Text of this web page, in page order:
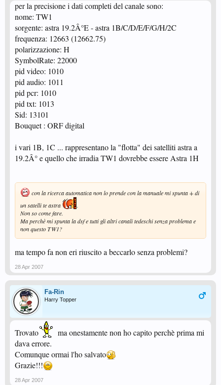
per la precisione i dati completi del canale sono:
nome: TW1
sorgente: astra 19.2Â°E - astra 1B/C/D/E/F/G/H/2C
frequenza: 12663 (12662.75)
polarizzazione: H
SymbolRate: 22000
pid video: 1010
pid audio: 1011
pid pcr: 1010
pid txt: 1013
Sid: 13101
Bouquet : ORF digital
i vari 1B, 1C ... rappresentano la "flotta" dei satelliti astra a
19.2Â° e quello che irradia TW1 dovrebbe essere Astra 1H
con la ricerca automatica non lo prende con la manuale mi spunta + di
un satelli te astra
.
Non so come fare.
Ma perchè mi spunta la dsf e tutti gli altri canali tedeschi senza problema e
non questo TW1?
ma tempo fa non eri riuscito a beccarlo senza problemi?
28 Apr 2007
Fa-Rin
Harry Topper
Trovato
ma onestamente non ho capito perchè prima mi
dava errore.
Comunque ormai l'ho salvato
Grazie!!!
28 Apr 2007